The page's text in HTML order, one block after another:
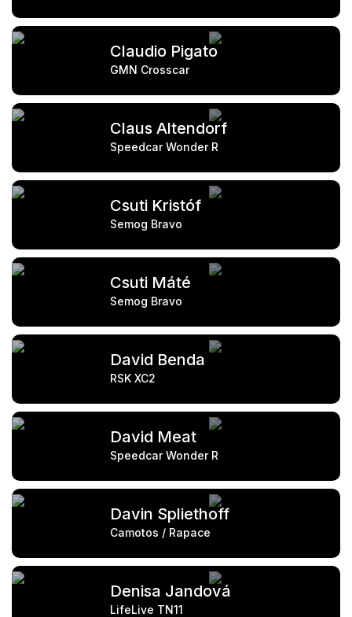
Claudio Pigato
GMN Crosscar
Claus Altendorf
Speedcar Wonder R
Csuti Kristóf
Semog Bravo
Csuti Máté
Semog Bravo
David Benda
RSK XC2
David Meat
Speedcar Wonder R
Davin Spliethoff
Camotos / Rapace
Denisa Jandová
LifeLive TN11